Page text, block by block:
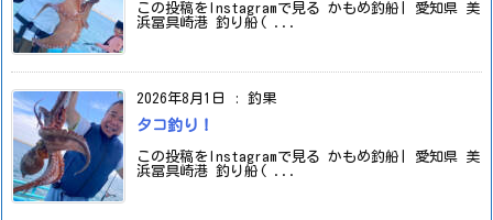
この投稿をInstagramで見る かもめ釣船| 愛知県 美
浜冨具崎港 釣り船( ...
2026年8月1日 : 釣果
タコ釣り！
この投稿をInstagramで見る かもめ釣船| 愛知県 美
浜冨具崎港 釣り船( ...